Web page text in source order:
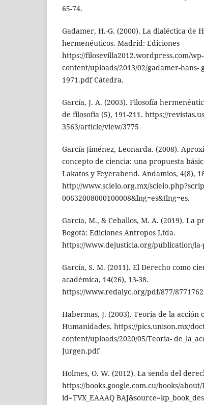
65-74.
Gadamer, H.-G. (2000). La dialéctica de
hermenéuticos. Madrid: Ediciones
https://filosevilla2012.wordpress.com/wp-
content/uploads/2013/02/gadamer-hans-
1971.pdf Cátedra.
García, J. A. (2003). Filosofía
de filosofía (5), 191-211. https://
3563/article/view/3775
García Jiménez, Leonarda. (2008).
concepto de ciencia: una propuesta
Lakatos y Feyerabend. Andamios, 4(8),
http://www.scielo.org.mx/
00632008000100008&lng=es&tlng=es.
García, M., & Ceballos, M. A. (2019). La
Bogotá: Ediciones Antropos Ltda.
https://www.dejusticia.org/publication/
García, S. M. (2011). El Derecho como
académica, 14(26), 13-38.
https://www.redalyc.org/pdf/877/
Habermas, J. (2003). Teoría de la acción
Humanidades. https://pics.unison.mx/
content/uploads/2020/05/Teoria-
Jurgen.pdf
Holmes, O. W. (2012). La senda del
https://books.google.com.cu/books/
id=TVX_EAAAQ